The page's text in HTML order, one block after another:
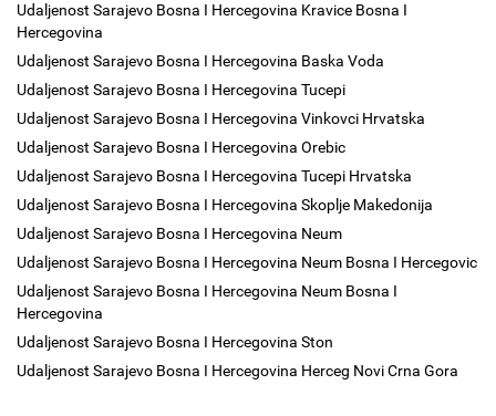
Udaljenost Sarajevo Bosna I Hercegovina Kravice Bosna I
Hercegovina
Udaljenost Sarajevo Bosna I Hercegovina Baska Voda
Udaljenost Sarajevo Bosna I Hercegovina Tucepi
Udaljenost Sarajevo Bosna I Hercegovina Vinkovci Hrvatska
Udaljenost Sarajevo Bosna I Hercegovina Orebic
Udaljenost Sarajevo Bosna I Hercegovina Tucepi Hrvatska
Udaljenost Sarajevo Bosna I Hercegovina Skoplje Makedonija
Udaljenost Sarajevo Bosna I Hercegovina Neum
Udaljenost Sarajevo Bosna I Hercegovina Neum Bosna I Hercegovic
Udaljenost Sarajevo Bosna I Hercegovina Neum Bosna I
Hercegovina
Udaljenost Sarajevo Bosna I Hercegovina Ston
Udaljenost Sarajevo Bosna I Hercegovina Herceg Novi Crna Gora